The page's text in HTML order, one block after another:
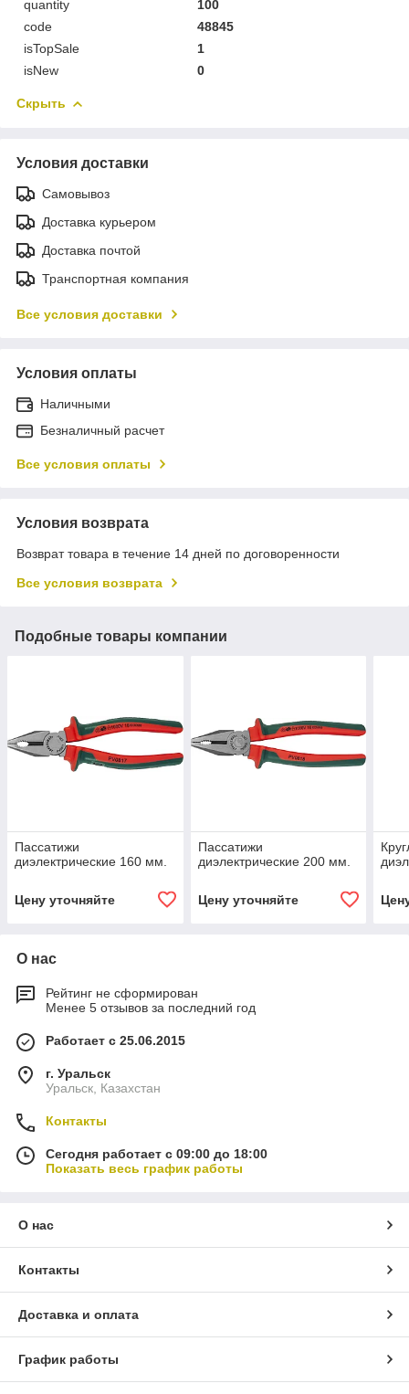
quantity
100
code
48845
isTopSale
1
isNew
0
Скрыть
Условия доставки
Самовывоз
Доставка курьером
Доставка почтой
Транспортная компания
Все условия доставки
Условия оплаты
Наличными
Безналичный расчет
Все условия оплаты
Условия возврата
Возврат товара в течение 14 дней по договоренности
Все условия возврата
Подобные товары компании
Пассатижи
диэлектрические 160 мм.
Цену уточняйте
Пассатижи
диэлектрические 200 мм.
Цену уточняйте
О нас
Рейтинг не сформирован
Менее 5 отзывов за последний год
Работает с 25.06.2015
г. Уральск
Уральск, Казахстан
Контакты
Сегодня работает с 09:00 до 18:00
Показать весь график работы
О нас
Контакты
Доставка и оплата
График работы